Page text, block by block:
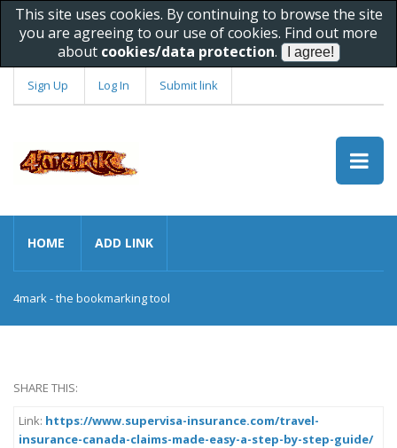
This site uses cookies. By continuing to browse the site
you are agreeing to our use of cookies. Find out more
about cookies/data protection.
Sign Up Log In Submit link
HOME ADD LINK
4mark - the bookmarking tool
SHARE THIS:
Link: https://www.supervisa-insurance.com/travel-
insurance-canada-claims-made-easy-a-step-by-step-guide/